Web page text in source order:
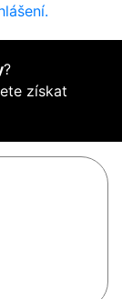
?
získat